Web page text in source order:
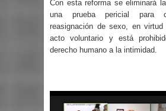
Con esta reforma se eliminará
una prueba pericial para
reasignación de sexo, en
acto voluntario y está
derecho humano a la intimidad.